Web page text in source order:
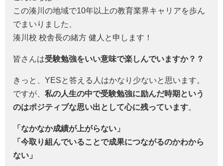
この湊川の地域で10年以上の教育業界キャリアを歩ん
でまいりました、
湊川校 校舎長の緒方 健人と申します！
皆さんは受験勉強をいい意味で楽しんでいますか？？
きっと、YESと答える人はかなり少ないと思います。
ですが、 私の人生の中で受験勉強に励んだ時期という
のはポジティブな思い出として心に残っています。
「なかなか成績が上がらない」
「今取り組んでいることで成果につながるのかわから
ない」